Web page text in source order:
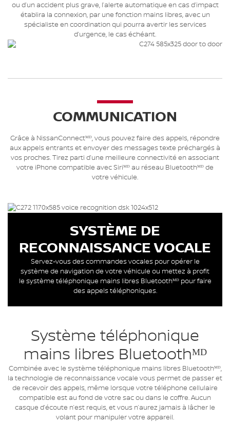
ou d’un accident plus grave, l’alerte automatique en cas d’impact
établira la connexion, par une fonction mains libres, avec un
spécialiste en coordination qui pourra avertir les services
d’urgence, le cas échéant.
COMMUNICATION
Grâce à NissanConnectᴹᴰ, vous pouvez faire des appels, répondre
aux appels entrants et envoyer des messages texte préchargés à
vos proches. Tirez parti d’une meilleure connectivité en associant
votre iPhone compatible avec Siriᴹᴰ au réseau Bluetoothᴹᴰ de
votre véhicule.
SYSTÈME DE
RECONNAISSANCE VOCALE
Servez-vous des commandes vocales pour opérer le
système de navigation de votre véhicule ou mettez à profit
le système téléphonique mains libres Bluetoothᴹᴰ pour faire
des appels téléphoniques.
Système téléphonique
mains libres Bluetoothᴹᴰ
Combinée avec le système téléphonique mains libres Bluetoothᴹᴰ,
la technologie de reconnaissance vocale vous permet de passer et
de recevoir des appels, même lorsque votre téléphone cellulaire
compatible est au fond de votre sac ou dans le coffre. Aucun
casque d’écoute n’est requis, et vous n’aurez jamais à lâcher le
volant pour manipuler votre appareil.